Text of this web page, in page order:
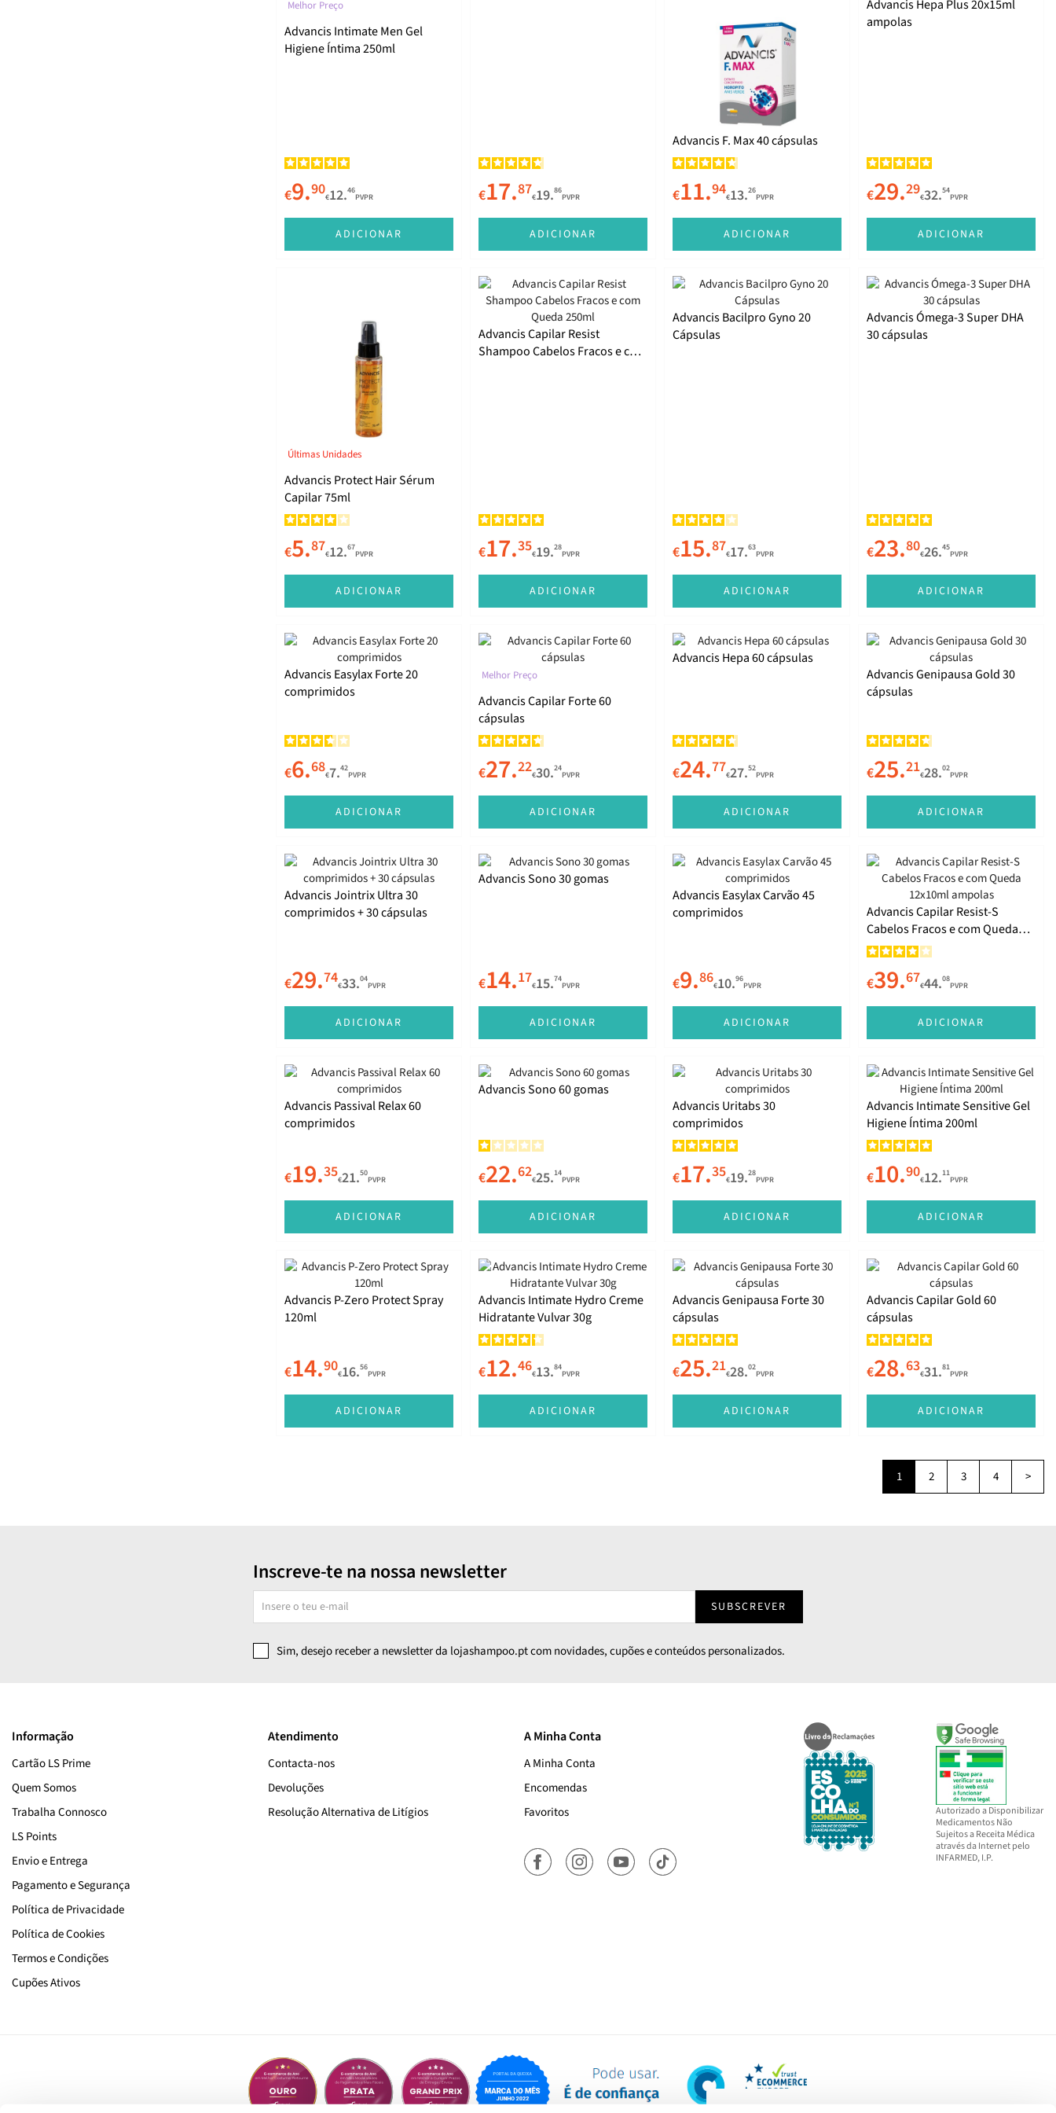
Melhor Preço
Advancis Intimate Men Gel
Higiene Íntima 250ml
€9.90€12.46
PVPR
ADICIONAR
€17.87€19.86
PVPR
ADICIONAR
Advancis F. Max 40 cápsulas
€11.94€13.26
PVPR
ADICIONAR
Advancis Hepa Plus 20x15ml
ampolas
€29.29€32.54
PVPR
ADICIONAR
Últimas Unidades
Advancis Protect Hair Sérum
Capilar 75ml
€5.87€12.67
PVPR
ADICIONAR
Advancis Capilar Resist
Shampoo Cabelos Fracos e com
€17.35€19.28
PVPR
ADICIONAR
Advancis Bacilpro Gyno 20
Cápsulas
€15.87€17.63
PVPR
ADICIONAR
Advancis Ómega-3 Super DHA
30 cápsulas
€23.80€26.45
PVPR
ADICIONAR
Advancis Easylax Forte 20
comprimidos
€6.68€7.42
PVPR
ADICIONAR
Melhor Preço
Advancis Capilar Forte 60
cápsulas
€27.22€30.24
PVPR
ADICIONAR
Advancis Hepa 60 cápsulas
€24.77€27.52
PVPR
ADICIONAR
Advancis Genipausa Gold 30
cápsulas
€25.21€28.02
PVPR
ADICIONAR
Advancis Jointrix Ultra 30
comprimidos + 30 cápsulas
€29.74€33.04
PVPR
ADICIONAR
Advancis Sono 30 gomas
€14.17€15.74
PVPR
ADICIONAR
Advancis Easylax Carvão 45
comprimidos
€9.86€10.96
PVPR
ADICIONAR
Advancis Capilar Resist-S
Cabelos Fracos e com Queda
12x10ml ampolas
€39.67€44.08
PVPR
ADICIONAR
Advancis Passival Relax 60
comprimidos
€19.35€21.50
PVPR
ADICIONAR
Advancis Sono 60 gomas
€22.62€25.14
PVPR
ADICIONAR
Advancis Uritabs 30
comprimidos
€17.35€19.28
PVPR
ADICIONAR
Advancis Intimate Sensitive Gel
Higiene Íntima 200ml
€10.90€12.11
PVPR
ADICIONAR
Advancis P-Zero Protect Spray
120ml
€14.90€16.56
PVPR
ADICIONAR
Advancis Intimate Hydro Creme
Hidratante Vulvar 30g
€12.46€13.84
PVPR
ADICIONAR
Advancis Genipausa Forte 30
cápsulas
€25.21€28.02
PVPR
ADICIONAR
Advancis Capilar Gold 60
cápsulas
€28.63€31.81
PVPR
ADICIONAR
1 2 3 4 >
Inscreve-te na nossa newsletter
SUBSCREVER
Sim, desejo receber a newsletter da lojashampoo.pt com novidades, cupões e conteúdos personalizados.
Informação
Cartão LS Prime
Quem Somos
Trabalha Connosco
LS Points
Envio e Entrega
Pagamento e Segurança
Política de Privacidade
Política de Cookies
Termos e Condições
Cupões Ativos
Atendimento
Contacta-nos
Devoluções
Resolução Alternativa de Litígios
A Minha Conta
A Minha Conta
Encomendas
Favoritos
Autorizado a Disponibilizar
Medicamentos Não
Sujeitos a Receita Médica
através da Internet pelo
INFARMED, I.P.